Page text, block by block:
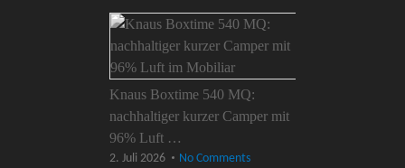
Knaus Boxtime 540 MQ:
nachhaltiger kurzer Camper mit
96% Luft …
2. Juli 2026 No Comments